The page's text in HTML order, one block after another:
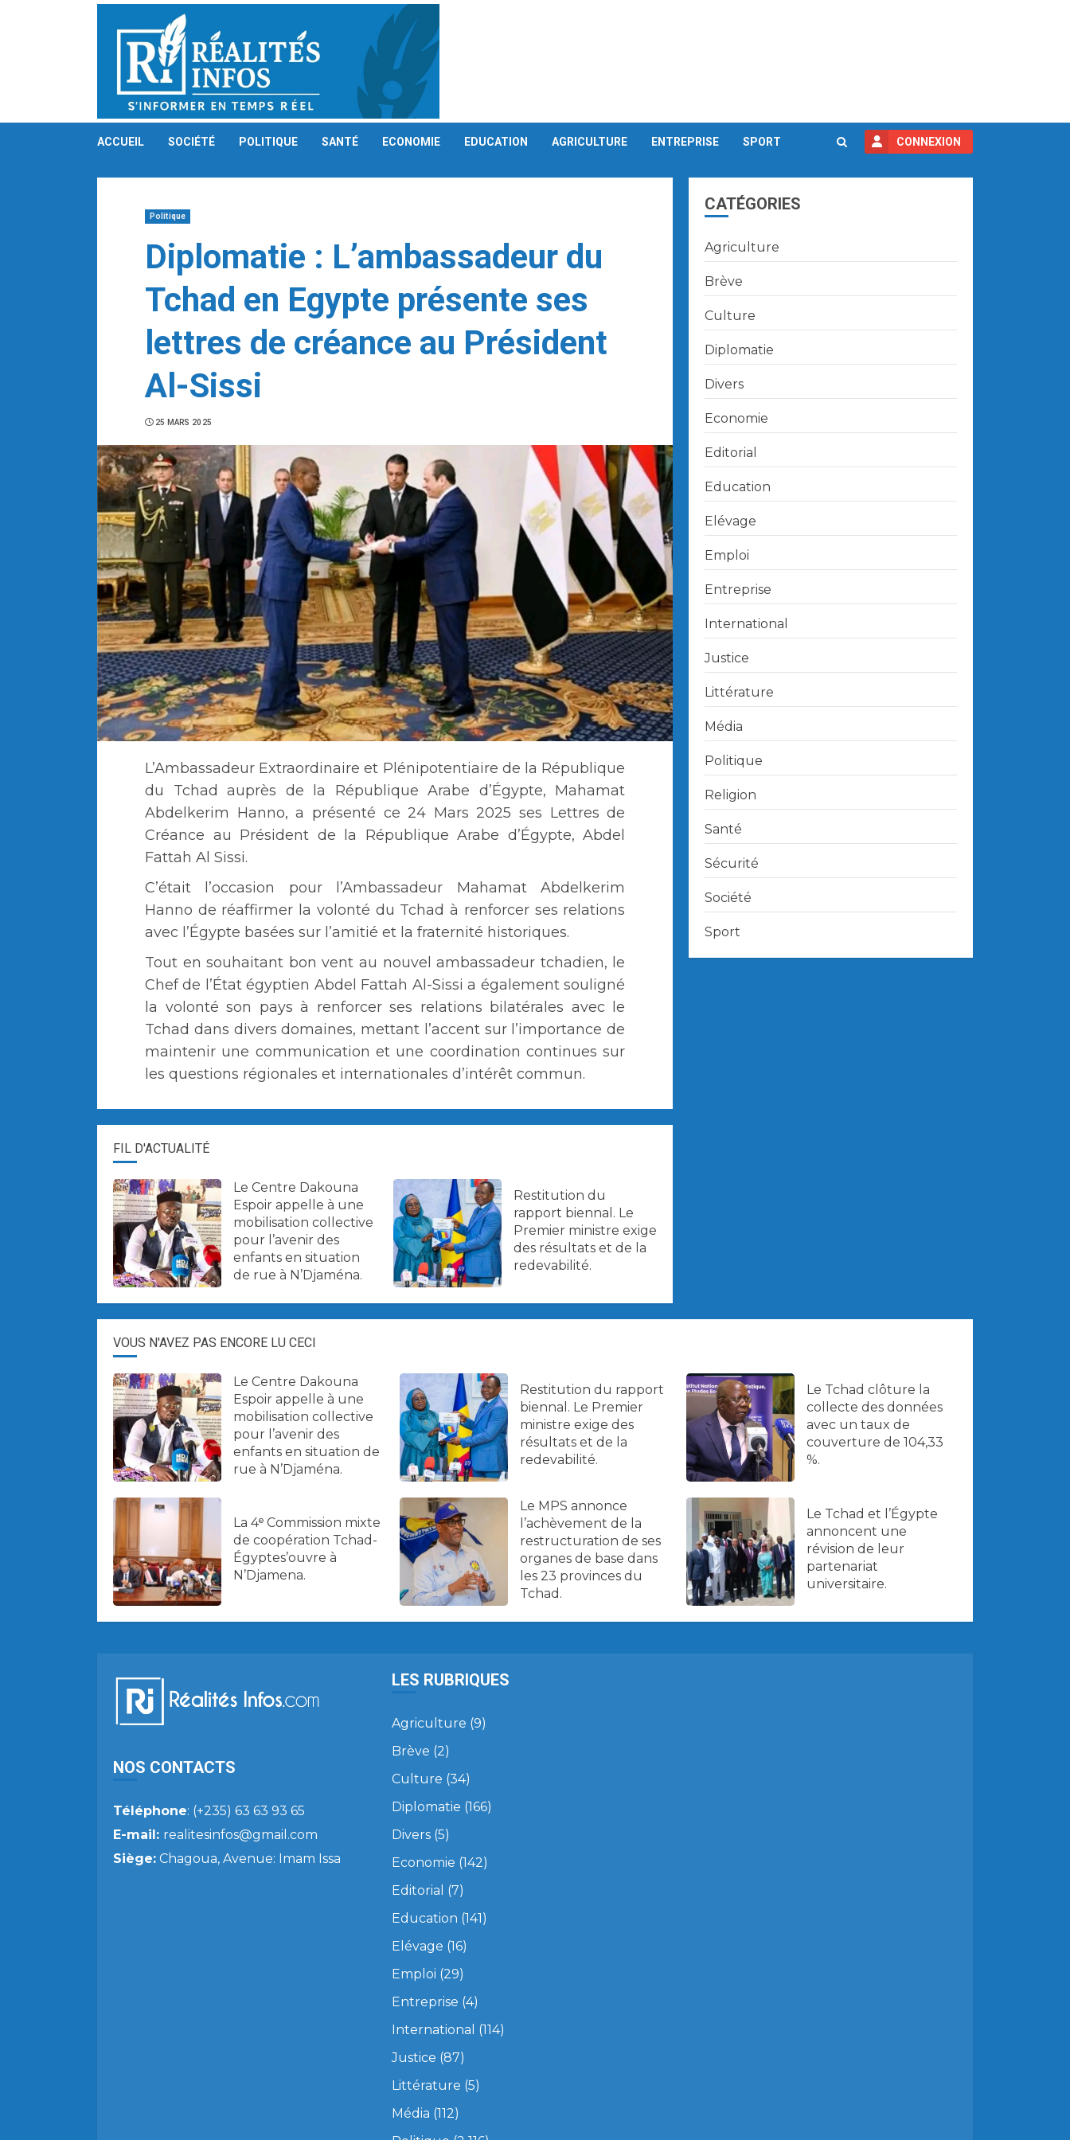
ACCUEIL SOCIÉTÉ POLITIQUE SANTÉ ECONOMIE EDUCATION AGRICULTURE ENTREPRISE SPORT CONNEXION
Politique
Diplomatie : L’ambassadeur du
Tchad en Egypte présente ses
lettres de créance au Président
Al-Sissi
25 MARS 2025
L’Ambassadeur Extraordinaire et Plénipotentiaire de la République
du Tchad auprès de la République Arabe d’Égypte, Mahamat
Abdelkerim Hanno, a présenté ce 24 Mars 2025 ses Lettres de
Créance au Président de la République Arabe d’Égypte, Abdel
Fattah Al Sissi.
C’était l’occasion pour l’Ambassadeur Mahamat Abdelkerim
Hanno de réaffirmer la volonté du Tchad à renforcer ses relations
avec l’Égypte basées sur l’amitié et la fraternité historiques.
Tout en souhaitant bon vent au nouvel ambassadeur tchadien, le
Chef de l’État égyptien Abdel Fattah Al-Sissi a également souligné
la volonté son pays à renforcer ses relations bilatérales avec le
Tchad dans divers domaines, mettant l’accent sur l’importance de
maintenir une communication et une coordination continues sur
les questions régionales et internationales d’intérêt commun.
FIL D'ACTUALITÉ
Le Centre Dakouna
Espoir appelle à une
mobilisation collective
pour l’avenir des
enfants en situation
de rue à N’Djaména.
Restitution du
rapport biennal. Le
Premier ministre exige
des résultats et de la
redevabilité.
CATÉGORIES
Agriculture
Brève
Culture
Diplomatie
Divers
Economie
Editorial
Education
Elévage
Emploi
Entreprise
International
Justice
Littérature
Média
Politique
Religion
Santé
Sécurité
Société
Sport
VOUS N'AVEZ PAS ENCORE LU CECI
Le Centre Dakouna
Espoir appelle à une
mobilisation collective
pour l’avenir des
enfants en situation de
rue à N’Djaména.
Restitution du rapport
biennal. Le Premier
ministre exige des
résultats et de la
redevabilité.
Le Tchad clôture la
collecte des données
avec un taux de
couverture de 104,33
%.
La 4ᵉ Commission mixte
de coopération Tchad-
Égyptes’ouvre à
N’Djamena.
Le MPS annonce
l’achèvement de la
restructuration de ses
organes de base dans
les 23 provinces du
Tchad.
Le Tchad et l’Égypte
annoncent une
révision de leur
partenariat
universitaire.
NOS CONTACTS
Téléphone: (+235) 63 63 93 65
E-mail: realitesinfos@gmail.com
Siège: Chagoua, Avenue: Imam Issa
LES RUBRIQUES
Agriculture (9)
Brève (2)
Culture (34)
Diplomatie (166)
Divers(5)
Economie (142)
Editorial (7)
Education (141)
Elévage (16)
Emploi (29)
Entreprise (4)
International (114)
Justice (87)
Littérature (5)
Média (112)